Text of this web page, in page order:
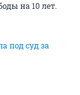
на 10 лет.
под суд за